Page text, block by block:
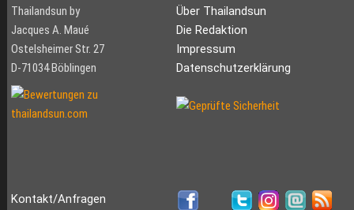
Thailandsun by
Jacques A. Maué
Ostelsheimer Str. 27
D-71034 Böblingen
Über Thailandsun
Die Redaktion
Impressum
Datenschutzerklärung
Kontakt/Anfragen